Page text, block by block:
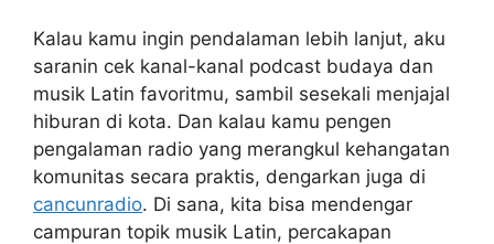
Kalau kamu ingin pendalaman lebih lanjut, aku
saranin cek kanal-kanal podcast budaya dan
musik Latin favoritmu, sambil sesekali menjajal
hiburan di kota. Dan kalau kamu pengen
pengalaman radio yang merangkul kehangatan
komunitas secara praktis, dengarkan juga di
cancunradio. Di sana, kita bisa mendengar
campuran topik musik Latin, percakapan